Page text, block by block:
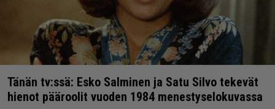
Tänän tv:ssä: Esko Salminen ja Satu Silvo tekevät
hienot pääroolit vuoden 1984 menestyselokuvassa